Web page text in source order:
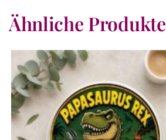
Ähnliche Produkte